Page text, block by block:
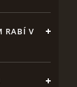
RABÍ V